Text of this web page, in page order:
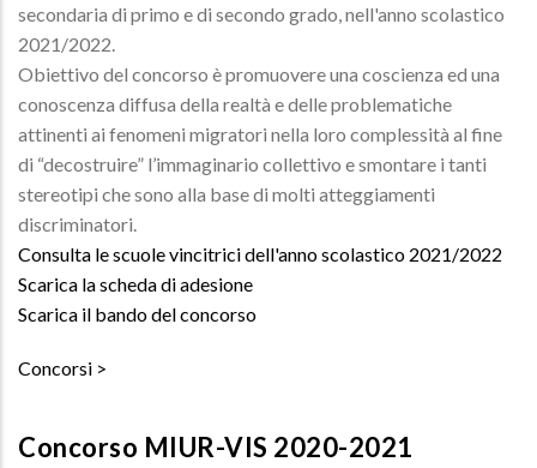
secondaria di primo e di secondo grado, nell'anno scolastico
2021/2022.
Obiettivo del concorso è promuovere una coscienza ed una
conoscenza diffusa della realtà e delle problematiche
attinenti ai fenomeni migratori nella loro complessità al fine
di “decostruire” l’immaginario collettivo e smontare i tanti
stereotipi che sono alla base di molti atteggiamenti
discriminatori.
Consulta le scuole vincitrici dell'anno scolastico 2021/2022
Scarica la scheda di adesione
Scarica il bando del concorso
Concorsi
Concorso MIUR-VIS 2020-2021